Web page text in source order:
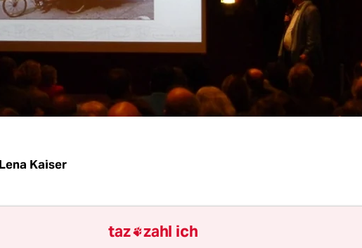
Lena Kaiser
Montag dürfte es in der Großen Bergstraße wieder
Dann beginnen die Bauarbeiten für das erste Ikea-
taz zahl ich